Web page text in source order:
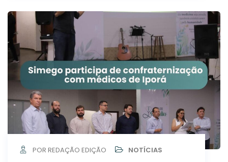
POR REDAÇÃO EDIÇÃO NOTÍCIAS